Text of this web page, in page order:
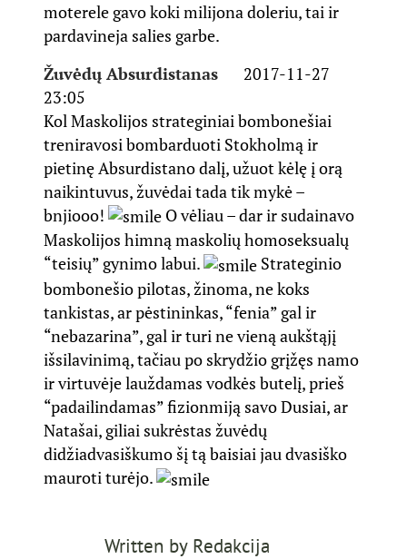
moterele gavo koki milijona doleriu, tai ir
pardavineja salies garbe.
Žuvėdų Absurdistanas 2017-11-27
23:05
Kol Maskolijos strateginiai bombonešiai
treniravosi bombarduoti Stokholmą ir
pietinę Absurdistano dalį, užuot kėlę į orą
naikintuvus, žuvėdai tada tik mykė –
bnjiooo!
O vėliau – dar ir sudainavo
Maskolijos himną maskolių homoseksualų
“teisių” gynimo labui.
Strateginio
bombonešio pilotas, žinoma, ne koks
tankistas, ar pėstininkas, “fenia” gal ir
“nebazarina”, gal ir turi ne vieną aukštąjį
išsilavinimą, tačiau po skrydžio grįžęs namo
ir virtuvėje lauždamas vodkės butelį, prieš
“padailindamas” fizionmiją savo Dusiai, ar
Natašai, giliai sukrėstas žuvėdų
didžiadvasiškumo šį tą baisiai jau dvasiško
mauroti turėjo.
Written by Redakcija